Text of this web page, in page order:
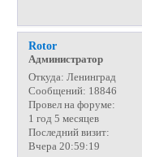
Rotor
Администратор
Откуда: Ленинград
Сообщений: 18846
Провел на форуме:
1 год 5 месяцев
Последний визит:
Вчера 20:59:19